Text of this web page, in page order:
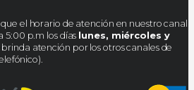
el horario de atención en nuestro canal
5:00 p.m los días lunes, miércoles y
brinda atención por los otros canales de